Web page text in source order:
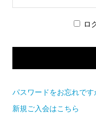
ロ
パスワードをお忘れです
新規ご入会はこちら